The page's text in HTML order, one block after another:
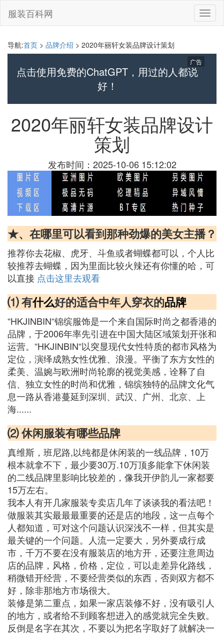
切
换
服装百科网
导航:首页 > 品牌介绍 > 2020年丽轩女装品牌设计策划
点击使用免费的ChatGPT，用过的人都说
好！
广告
2020年丽轩女装品牌设计
策划
发布时间：2025-10-06 15:12:02
★、在哪里可以看到那种劲爆的美女主播？
推荐你去花椒、虎牙、斗鱼或者蝴蝶都可以，个人比
较推荐去蝴蝶，因为里面比较火辣还有你懂的哈，可
以直接 点击这里去观看
⑴ 有什么好的适合中年人穿衣的品牌
“HKJINBIN“锦缤服饰是一个来自国际时尚之都香港的
品牌，于2006年率先引进在中国大陆区域策划开张和
运营。“HKJINBIN“以突显现代女性特质的都市风格为
定位，演绎成熟女性优雅、浪漫。平衡了东方女性的
柔美、温婉与欧洲时尚轮廓的视觉美感，诠释了自
信、独立女性的时尚和优雅，锦缤独特的品牌文化气
息一路从香港蔓延到深圳、武汉、广州、北京、上
海......
⑵ 休闲服装有哪些品牌
真维斯，班尼路,以纯都是休闲装的一线品牌，10万
根本就拿不下，最少要30万.10万顶多能拿下休闲装
的二线品牌里影响比较差的，像我开伊韵儿一家都要
15万左右。
我本人有开几家服装专卖店几年了谈谈我的看法吧！
做服装其实最最最重要的还是店的地段，这一点每个
人都知道，可对这个问题认识深浅不一样，但其实是
最关键的一个问题。人流一定要大，另外要成行成
市，千万不要在没有服装店的地方开，还要注意周边
店的品牌，风格，价格，定位，可以走差异化路线，
稍微错开经营，不要经营类似的东西，否则双方都不
好，除非那地方市场很大。
装修是第二重点，如果一家店装修不好，没有吸引人
的地方，或者给不到顾客想进入的感觉就完全失败。
反倒是名字在其次，不要以为把名字取好了就解决一